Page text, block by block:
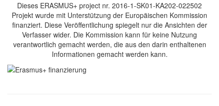
Dieses ERASMUS+ project nr. 2016-1-SK01-KA202-022502
Projekt wurde mit Unterstützung der Europäischen Kommission
finanziert. Diese Veröffentlichung spiegelt nur die Ansichten der
Verfasser wider. Die Kommission kann für keine Nutzung
verantwortlich gemacht werden, die aus den darin enthaltenen
Informationen gemacht werden kann.